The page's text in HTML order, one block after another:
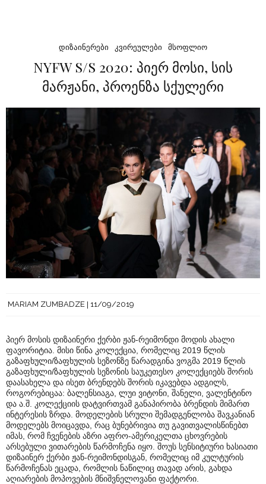
ᲓᲘᲖᲐᲘᲜᲔᲠᲔᲑᲘ ᲙᲕᲘᲠᲔᲣᲚᲔᲑᲘ ᲛᲡᲝᲤᲚᲘᲝ
NYFW S/S 2020: პიერ მოსი, სის
მარჟანი, პროენზა სქულერი
MARIAM ZUMBADZE 11/09/2019
პიერ მოსის დიზაინერი ქერბი ჟან-რეიმონდი მოდის ახალი
ფავორიტია. მისი წინა კოლექცია, რომელიც 2019 წლის
გაზაფხული/ზაფხულის სეზონზე წარადგინა ვოგმა 2019 წლის
გაზაფხული/ზაფხულის სეზონის საუკეთესო კოლექციებს შორის
დაასახელა და ისეთ ბრენდებს შორის იკავებდა ადგილს,
როგორებიცაა: ბალენსიაგა, ლუი ვიტონი, შანელი, ვალენტინო
და ა.შ. კოლექციის დატვირთვამ განაპირობა ბრენდის მიმართ
ინტერესის ზრდა. მოდელების სრული შემადგენლობა შავკანიან
მოდელებს მოიცავდა, რაც ბუნებრივია თუ გავითვალისწინებთ
იმას, რომ ჩვენების აზრი აფრო-ამერიკელთა ცხოვრების
არსებული ვითარების წარმოჩენა იყო. შოუს სენსიტიური ხასიათი
დიზაინერ ქერბი ჟან-რეიმონდისგან, რომელიც იმ კულტურის
წარმოჩენას ეცადა, რომლის ნაწილიც თავად არის, გახდა
აღიარების მოპოვების მნიშვნელოვანი ფაქტორი.